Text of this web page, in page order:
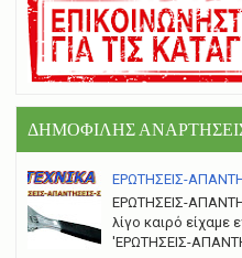
ΔΗΜΟΦΙΛΗΣ
ΕΡΩΤΗΣΕΙΣ-
ΕΡΩΤΗΣΕΙΣ-
λίγο καιρό είχαμε
'ΕΡΩΤΗΣΕΙΣ-